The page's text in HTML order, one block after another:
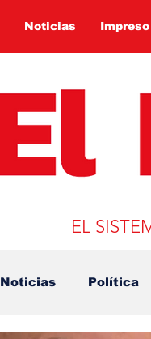
Noticias Impreso
EL
Noticias Política